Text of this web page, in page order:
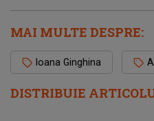
DISTRIBUIE
MAI MULTE DESPRE:
Ioana Ginghina